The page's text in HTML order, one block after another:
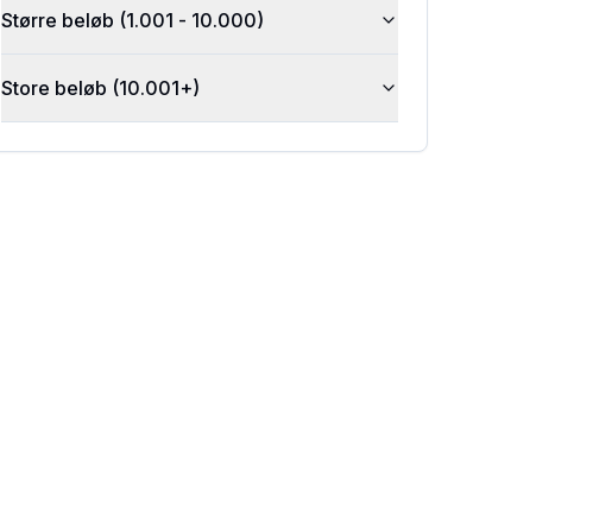
Større beløb (1.001 - 10.000)
Store beløb (10.001+)